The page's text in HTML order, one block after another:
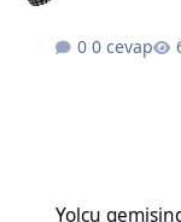
0 cevap
Yolcu